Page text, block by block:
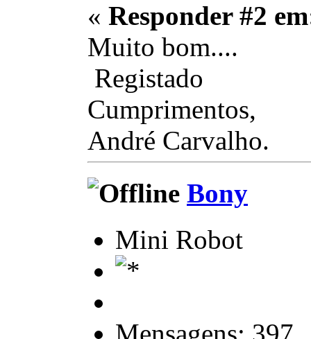
« Responder #2
Muito bom....
Registado
Cumprimentos,
André Carvalho.
Bony
Mini Robot
Mensagens: 397